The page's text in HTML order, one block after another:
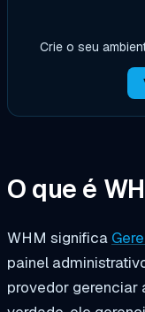
Crie o seu
O que é
WHM significa
painel
provedor gerenciar